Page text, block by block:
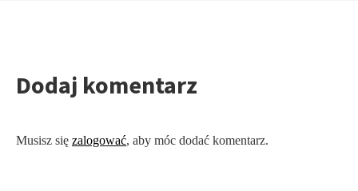
Dodaj komentarz
Musisz się zalogować, aby móc dodać komentarz.